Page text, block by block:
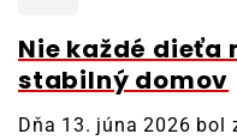
Nie každé dieťa
stabilný domov
Dňa 13. júna 2026 bol